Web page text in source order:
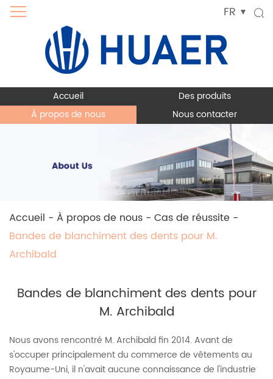
FR
Accueil
Des produits
À propos de nous
Nous contacter
Accueil - À propos de nous - Cas de réussite -
Bandes de blanchiment des dents pour M.
Archibald
Bandes de blanchiment des dents pour
M. Archibald
Nous avons rencontré M. Archibald fin 2014. Avant de
s'occuper principalement du commerce de vêtements au
Royaume-Uni, il n'avait aucune connaissance de l'industrie